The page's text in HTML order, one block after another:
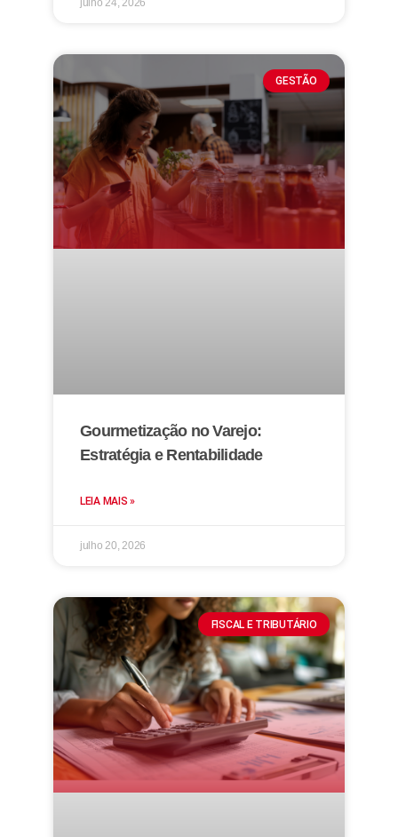
julho 24, 2026
GESTÃO
Gourmetização no Varejo:
Estratégia e Rentabilidade
LEIA MAIS »
julho 20, 2026
FISCAL E TRIBUTÁRIO